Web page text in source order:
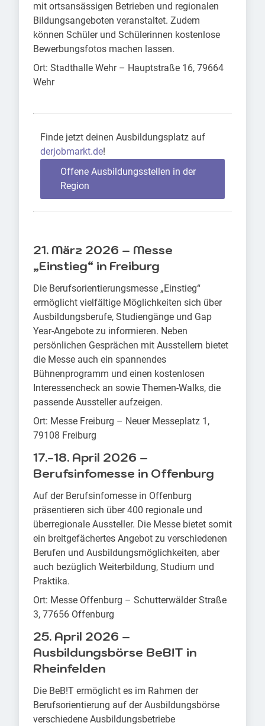
mit ortsansässigen Betrieben und regionalen
Bildungsangeboten veranstaltet. Zudem
können Schüler und Schülerinnen kostenlose
Bewerbungsfotos machen lassen.
Ort: Stadthalle Wehr – Hauptstraße 16, 79664
Wehr
Finde jetzt deinen Ausbildungsplatz auf
derjobmarkt.de!
Offene Ausbildungsstellen in der
Region
21. März 2026 – Messe
„Einstieg“ in Freiburg
Die Berufsorientierungsmesse „Einstieg“
ermöglicht vielfältige Möglichkeiten sich über
Ausbildungsberufe, Studiengänge und Gap
Year-Angebote zu informieren. Neben
persönlichen Gesprächen mit Ausstellern bietet
die Messe auch ein spannendes
Bühnenprogramm und einen kostenlosen
Interessencheck an sowie Themen-Walks, die
passende Aussteller aufzeigen.
Ort: Messe Freiburg – Neuer Messeplatz 1,
79108 Freiburg
17.-18. April 2026 –
Berufsinfomesse in Offenburg
Auf der Berufsinfomesse in Offenburg
präsentieren sich über 400 regionale und
überregionale Aussteller. Die Messe bietet somit
ein breitgefächertes Angebot zu verschiedenen
Berufen und Ausbildungsmöglichkeiten, aber
auch bezüglich Weiterbildung, Studium und
Praktika.
Ort: Messe Offenburg – Schutterwälder Straße
3, 77656 Offenburg
25. April 2026 –
Ausbildungsbörse BeB!T in
Rheinfelden
Die BeB!T ermöglicht es im Rahmen der
Berufsorientierung auf der Ausbildungsbörse
verschiedene Ausbildungsbetriebe